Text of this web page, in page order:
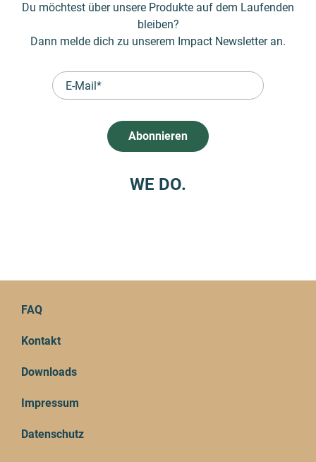
Du möchtest über unsere Produkte auf dem Laufenden
bleiben?
Dann melde dich zu unserem Impact Newsletter an.
WE DO.
FAQ
Kontakt
Downloads
Impressum
Datenschutz